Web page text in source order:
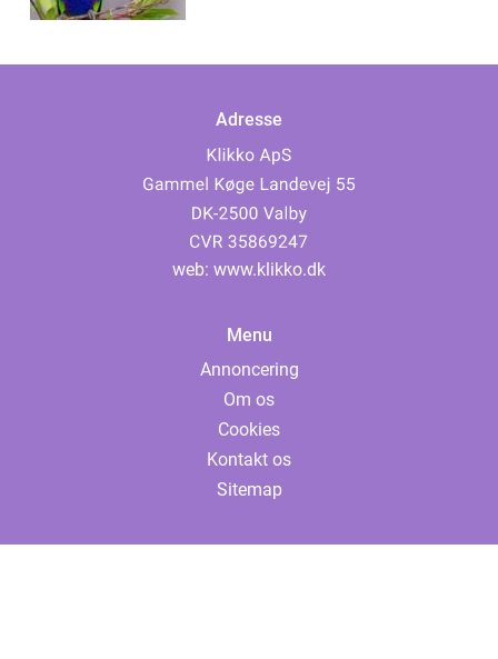
Adresse
web: www.klikko.dk
Menu
Annoncering
Om os
Cookies
Kontakt os
Sitemap